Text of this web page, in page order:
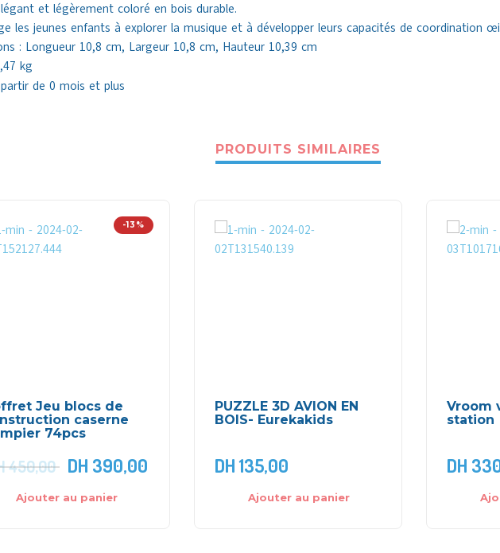
et légèrement coloré en bois durable.
les jeunes enfants à explorer la musique et à développer leurs capacités de coordination
: Longueur 10,8 cm, Largeur 10,8 cm, Hauteur 10,39 cm
kg
de 0 mois et plus
PRODUITS SIMILAIRES
-13%
Jeu blocs de
caserne
74pcs
450,00 DH 390,00
Ajouter au panier
PUZZLE 3D AVION EN
BOIS- Eurekakids
DH135,00
Ajouter au panier
Vroom
station
DH